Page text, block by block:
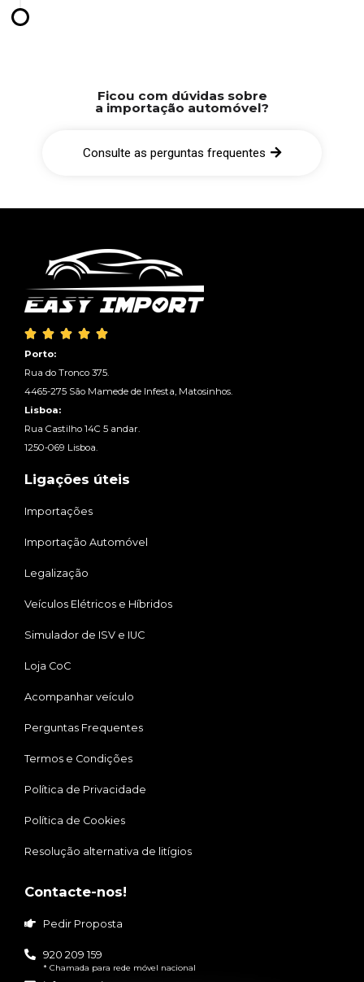
Ficou com dúvidas sobre
a importação automóvel?
Consulte as perguntas frequentes
    
Porto:
Rua do Tronco 375.
4465-275 São Mamede de Infesta, Matosinhos.
Lisboa:
Rua Castilho 14C 5 andar.
1250-069 Lisboa.
Ligações úteis
Importações
Importação Automóvel
Legalização
Veículos Elétricos e Híbridos
Simulador de ISV e IUC
Loja CoC
Acompanhar veículo
Perguntas Frequentes
Termos e Condições
Política de Privacidade
Política de Cookies
Resolução alternativa de litígios
Contacte-nos!
Pedir Proposta
920 209 159
* Chamada para rede móvel nacional